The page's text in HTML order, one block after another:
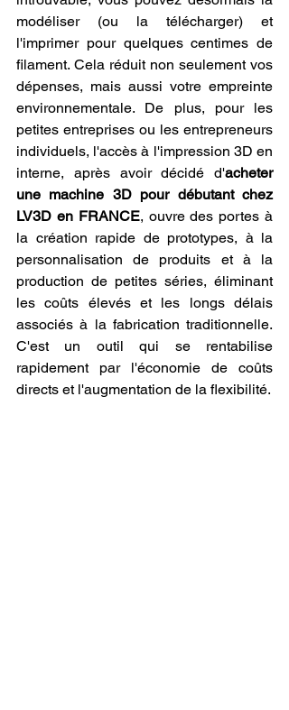
modéliser (ou la télécharger) et
l'imprimer pour quelques centimes de
filament. Cela réduit non seulement vos
dépenses, mais aussi votre empreinte
environnementale. De plus, pour les
petites entreprises ou les entrepreneurs
individuels, l'accès à l'impression 3D en
interne, après avoir décidé d'acheter
une machine 3D pour débutant chez
LV3D en FRANCE, ouvre des portes à
la création rapide de prototypes, à la
personnalisation de produits et à la
production de petites séries, éliminant
les coûts élevés et les longs délais
associés à la fabrication traditionnelle.
C'est un outil qui se rentabilise
rapidement par l'économie de coûts
directs et l'augmentation de la flexibilité.